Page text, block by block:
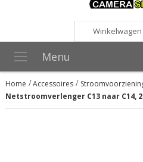
Winkelwagen
Menu
Home Accessoires
Netstroomverlenger C13 naar C14,